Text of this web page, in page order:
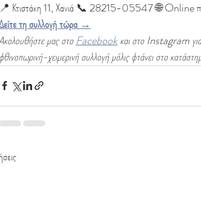
📍 Κτιστάκη 11, Χανιά 📞 28215-05547 🌐 Online
τη συλλογή τώρα →
μας στο Facebook και στο Instagram για
φθινοπωρινή-χειμερινή συλλογή μόλις φτάνει στο